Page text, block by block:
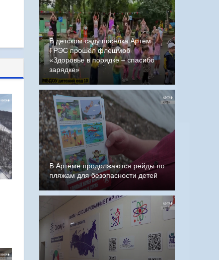
В детском саду посёлка Артём
ГРЭС прошёл флешмоб
«Здоровье в порядке – спасибо
зарядке»
В Артёме продолжаются рейды по
пляжам для безопасности детей